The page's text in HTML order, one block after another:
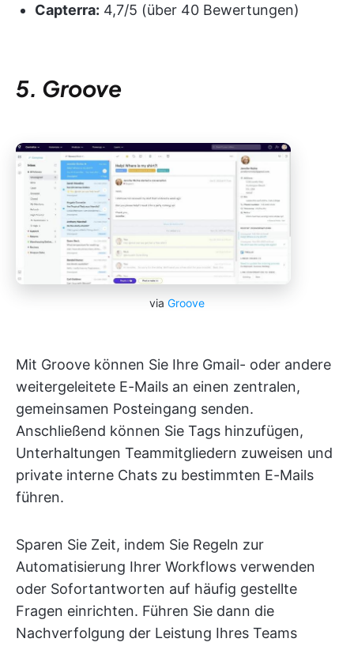
Capterra: 4,7/5 (über 40 Bewertungen)
5. Groove
via Groove
Mit Groove können Sie Ihre Gmail- oder andere
weitergeleitete E-Mails an einen zentralen,
gemeinsamen Posteingang senden.
Anschließend können Sie Tags hinzufügen,
Unterhaltungen Teammitgliedern zuweisen und
private interne Chats zu bestimmten E-Mails
führen.
Sparen Sie Zeit, indem Sie Regeln zur
Automatisierung Ihrer Workflows verwenden
oder Sofortantworten auf häufig gestellte
Fragen einrichten. Führen Sie dann die
Nachverfolgung der Leistung Ihres Teams